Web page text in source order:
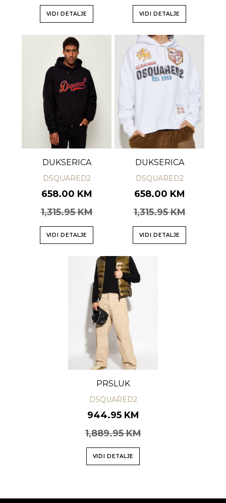
VIDI DETALJE VIDI DETALJE
DUKSERICA
DSQUARED2
658.00 KM
1,315.95 KM
VIDI DETALJE
DUKSERICA
DSQUARED2
658.00 KM
1,315.95 KM
VIDI DETALJE
PRSLUK
DSQUARED2
944.95 KM
1,889.95 KM
VIDI DETALJE